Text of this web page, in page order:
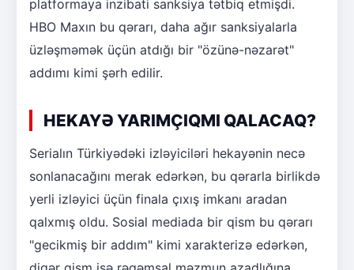
platformaya inzibati sanksiya tətbiq etmişdi.
HBO Maxın bu qərarı, daha ağır sanksiyalarla
üzləşməmək üçün atdığı bir "özünə-nəzarət"
addımı kimi şərh edilir.
HEKAYƏ YARIMÇIQMI QALACAQ?
Serialın Türkiyədəki izləyiciləri hekayənin necə
sonlanacağını merak edərkən, bu qərarla birlikdə
yerli izləyici üçün finala çıxış imkanı aradan
qalxmış oldu. Sosial mediada bir qism bu qərarı
"gecikmiş bir addım" kimi xarakterizə edərkən,